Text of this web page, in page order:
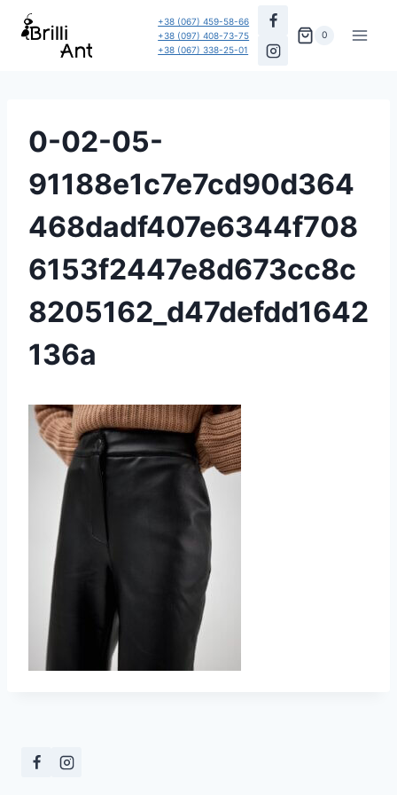
Перейти
+38 (067) 459-58-66
+38 (097) 408-73-75
+38 (067) 338-25-01
0
0-02-05-
91188e1c7e7cd90d364
468dadf407e6344f708
6153f2447e8d673cc8c
8205162_d47defdd1642
136a